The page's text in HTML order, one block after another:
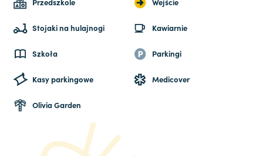
Przedszkole Wejście
Stojaki na hulajnogi Kawiarnie
Szkoła Parkingi
Kasy parkingowe Medicover
Olivia Garden